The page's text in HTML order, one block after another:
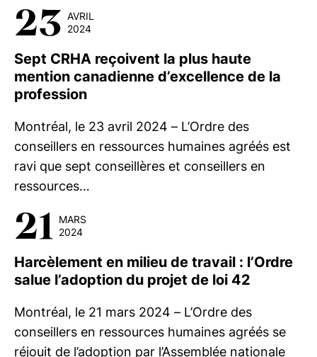
23 AVRIL
2024
Sept CRHA reçoivent la plus haute
mention canadienne d’excellence de la
profession
Montréal, le 23 avril 2024 – L’Ordre des
conseillers en ressources humaines agréés est
ravi que sept conseillères et conseillers en
ressources…
21
MARS
2024
Harcèlement en milieu de travail : l’Ordre
salue l’adoption du projet de loi 42
Montréal, le 21 mars 2024 – L’Ordre des
conseillers en ressources humaines agréés se
réjouit de l’adoption par l’Assemblée nationale